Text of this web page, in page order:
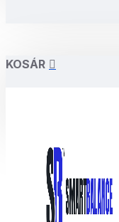
KOSÁR